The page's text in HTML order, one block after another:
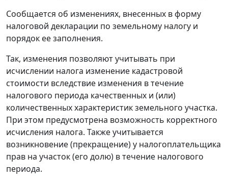
Сообщается об изменениях, внесенных в форму
налоговой декларации по земельному налогу и
порядок ее заполнения.
Так, изменения позволяют учитывать при
исчислении налога изменение кадастровой
стоимости вследствие изменения в течение
налогового периода качественных и (или)
количественных характеристик земельного участка.
При этом предусмотрена возможность корректного
исчисления налога. Также учитывается
возникновение (прекращение) у налогоплательщика
прав на участок (его долю) в течение налогового
периода.